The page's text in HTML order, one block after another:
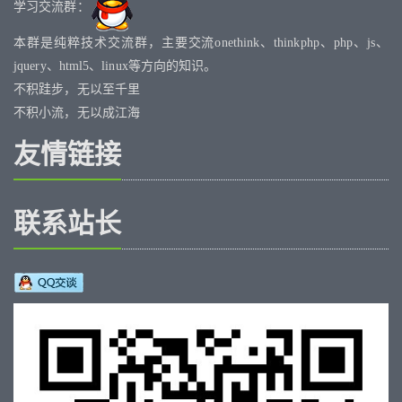
学习交流群：
本群是纯粹技术交流群，主要交流onethink、thinkphp、php、js、
jquery、html5、linux等方向的知识。
不积跬步，无以至千里
不积小流，无以成江海
友情链接
联系站长